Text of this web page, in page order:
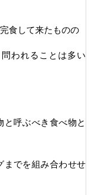
食して来たものの
われることは多い
呼ぶべき食べ物と
までを組み合わせせ